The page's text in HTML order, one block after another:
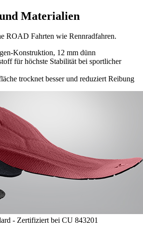
Materialien
ROAD Fahrten wie Rennradfahren.
Konstruktion, 12 mm dünn
für höchste Stabilität bei sportlicher
trocknet besser und reduziert Reibung
- Zertifiziert bei CU 843201